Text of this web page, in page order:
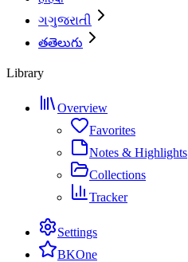
ગગુજરાતી
తతెలుగు
Library
Overview
Favorites
Notes & Highlights
Collections
Tracker
Settings
BKOne